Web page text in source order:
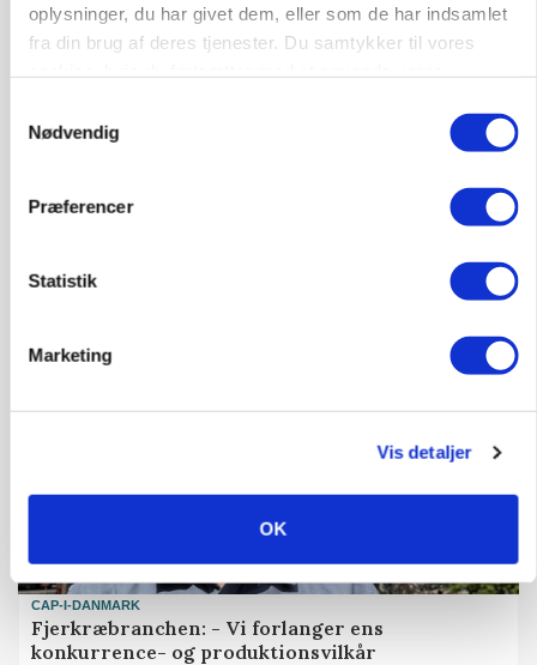
oplysninger, du har givet dem, eller som de har indsamlet
fra din brug af deres tjenester. Du samtykker til vores
Nødvendig
Præferencer
Statistik
Marketing
Vis detaljer
OK
PLANTER
KWS Rallys topper årets sortsforsøg i vinterbyg
CAP-I-DANMARK
Fjerkræbranchen: - Vi forlanger ens
konkurrence- og produktionsvilkår